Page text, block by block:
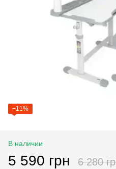
−11%
В наличии
5 590 грн 6 280